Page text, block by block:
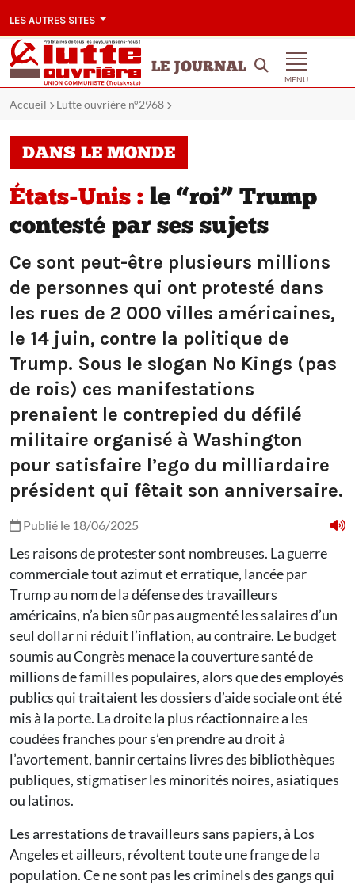
LES AUTRES SITES
LE JOURNAL
MENU
Accueil Lutte ouvrière n°2968
DANS LE MONDE
États-Unis : le “roi” Trump
contesté par ses sujets
Ce sont peut-être plusieurs millions
de personnes qui ont protesté dans
les rues de 2 000 villes américaines,
le 14 juin, contre la politique de
Trump. Sous le slogan No Kings (pas
de rois) ces manifestations
prenaient le contrepied du défilé
militaire organisé à Washington
pour satisfaire l’ego du milliardaire
président qui fêtait son anniversaire.
Publié le 18/06/2025
Les raisons de protester sont nombreuses. La guerre
commerciale tout azimut et erratique, lancée par
Trump au nom de la défense des travailleurs
américains, n’a bien sûr pas augmenté les salaires d’un
seul dollar ni réduit l’inflation, au contraire. Le budget
soumis au Congrès menace la couverture santé de
millions de familles populaires, alors que des employés
publics qui traitaient les dossiers d’aide sociale ont été
mis à la porte. La droite la plus réactionnaire a les
coudées franches pour s’en prendre au droit à
l’avortement, bannir certains livres des bibliothèques
publiques, stigmatiser les minorités noires, asiatiques
ou latinos.
Les arrestations de travailleurs sans papiers, à Los
Angeles et ailleurs, révoltent toute une frange de la
population. Ce ne sont pas les criminels des gangs qui